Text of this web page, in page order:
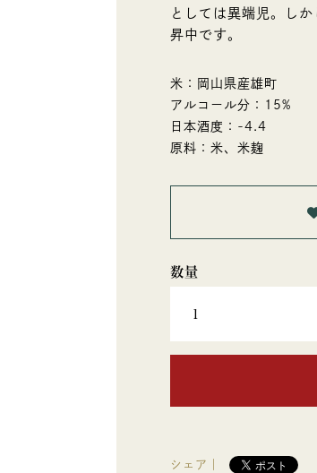
としては異端児。し
昇中です。
米：岡山県産雄町
アルコール分：15%
日本酒度：-4.4
原料：米、米麹
シェア｜